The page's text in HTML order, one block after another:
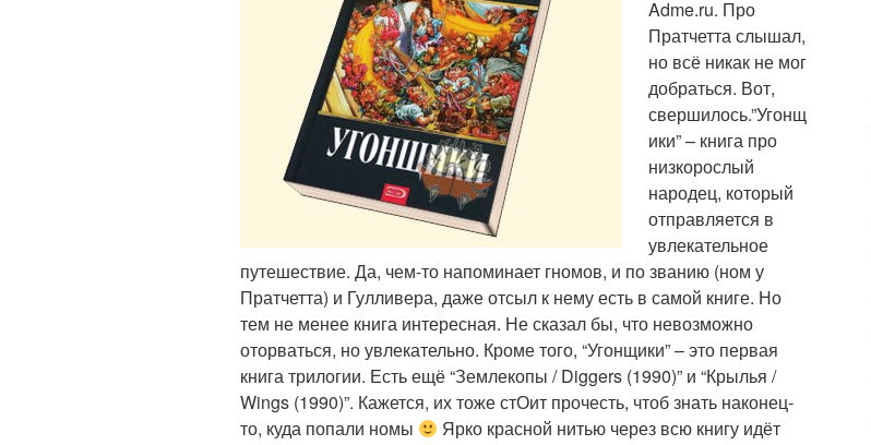
Adme.ru. Про
Пратчетта слышал,
но всё никак не мог
добраться. Вот,
свершилось.”Угонщ
ики” – книга про
низкорослый
народец, который
отправляется в
увлекательное
путешествие. Да, чем-то напоминает гномов, и по званию (ном у
Пратчетта) и Гулливера, даже отсыл к нему есть в самой книге. Но
тем не менее книга интересная. Не сказал бы, что невозможно
оторваться, но увлекательно. Кроме того, “Угонщики” – это первая
книга трилогии. Есть ещё “Землекопы / Diggers (1990)” и “Крылья /
Wings (1990)”. Кажется, их тоже стОит прочесть, чтоб знать наконец-
то, куда попали номы
Ярко красной нитью через всю книгу идёт